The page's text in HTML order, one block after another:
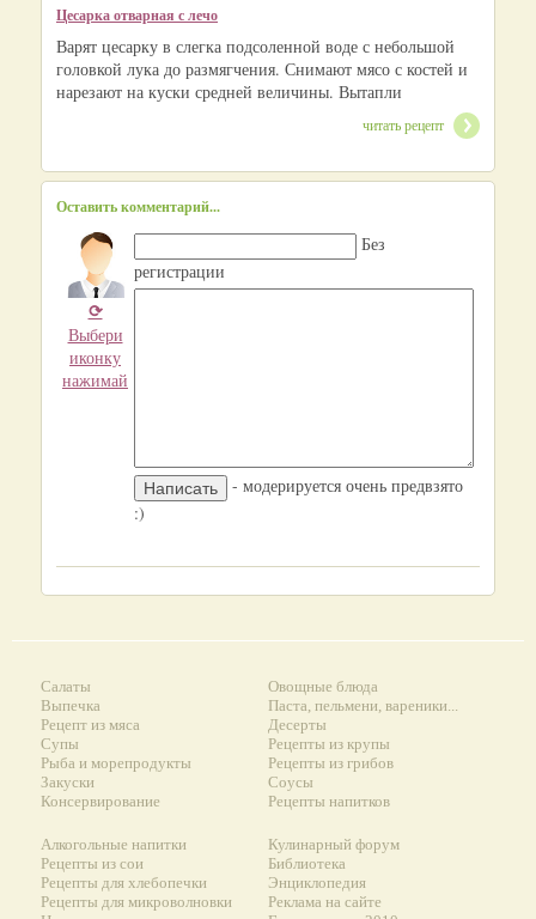
Цесарка отварная с лечо
Варят цесарку в слегка подсоленной воде с небольшой
головкой лука до размягчения. Снимают мясо с костей и
нарезают на куски средней величины. Вытапли
читать рецепт
Оставить комментарий...
⟳
Выбери
иконку
нажимай
Без
регистрации
- модерируется очень предвзято
:)
Салаты
Выпечка
Рецепт из мяса
Супы
Рыба и морепродукты
Закуски
Консервирование
Овощные блюда
Паста, пельмени, вареники...
Десерты
Рецепты из крупы
Рецепты из грибов
Соусы
Рецепты напитков
Алкогольные напитки
Рецепты из сои
Рецепты для хлебопечки
Рецепты для микроволновки
Кулинарный форум
Библиотека
Энциклопедия
Реклама на сайте